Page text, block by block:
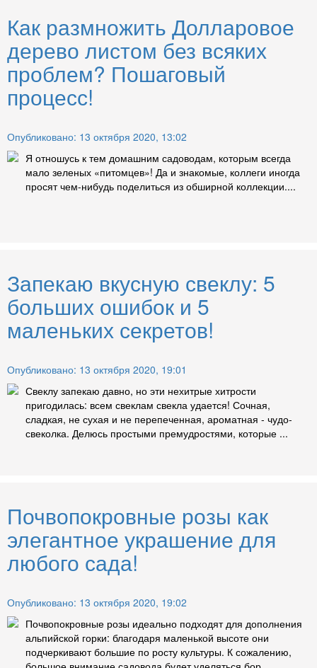
Как размножить Долларовое
дерево листом без всяких
проблем? Пошаговый
процесс!
Опубликовано: 13 октября 2020, 13:02
Я отношусь к тем домашним садоводам, которым всегда
мало зеленых «питомцев»! Да и знакомые, коллеги иногда
просят чем-нибудь поделиться из обширной коллекции....
Запекаю вкусную свеклу: 5
больших ошибок и 5
маленьких секретов!
Опубликовано: 13 октября 2020, 19:01
Свеклу запекаю давно, но эти нехитрые хитрости
пригодилась: всем свеклам свекла удается! Сочная,
сладкая, не сухая и не перепеченная, ароматная - чудо-
свеколка. Делюсь простыми премудростями, которые ...
Почвопокровные розы как
элегантное украшение для
любого сада!
Опубликовано: 13 октября 2020, 19:02
Почвопокровные розы идеально подходят для дополнения
альпийской горки: благодаря маленькой высоте они
подчеркивают большие по росту культуры. К сожалению,